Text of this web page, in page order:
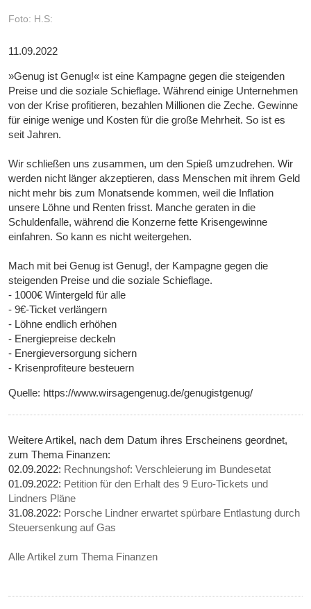
Foto: H.S:
11.09.2022
»Genug ist Genug!« ist eine Kampagne gegen die steigenden
Preise und die soziale Schieflage. Während einige Unternehmen
von der Krise profitieren, bezahlen Millionen die Zeche. Gewinne
für einige wenige und Kosten für die große Mehrheit. So ist es
seit Jahren.
Wir schließen uns zusammen, um den Spieß umzudrehen. Wir
werden nicht länger akzeptieren, dass Menschen mit ihrem Geld
nicht mehr bis zum Monatsende kommen, weil die Inflation
unsere Löhne und Renten frisst. Manche geraten in die
Schuldenfalle, während die Konzerne fette Krisengewinne
einfahren. So kann es nicht weitergehen.
Mach mit bei Genug ist Genug!, der Kampagne gegen die
steigenden Preise und die soziale Schieflage.
- 1000€ Wintergeld für alle
- 9€-Ticket verlängern
- Löhne endlich erhöhen
- Energiepreise deckeln
- Energieversorgung sichern
- Krisenprofiteure besteuern
Quelle: https://www.wirsagengenug.de/genugistgenug/
Weitere Artikel, nach dem Datum ihres Erscheinens geordnet,
zum Thema Finanzen:
02.09.2022: Rechnungshof: Verschleierung im Bundesetat
01.09.2022: Petition für den Erhalt des 9 Euro-Tickets und
Lindners Pläne
31.08.2022: Porsche Lindner erwartet spürbare Entlastung durch
Steuersenkung auf Gas
Alle Artikel zum Thema Finanzen